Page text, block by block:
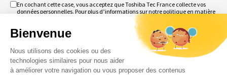
RGPD
En cochant cette case, vous acceptez que Toshiba Tec France collecte vos
données personnelles. Pour plus d’informations sur notre politique en matière
Obligatoire
Bienvenue
Nous utilisons des cookies ou des
technologies similaires pour nous aider
à améliorer votre navigation ou vous proposer des contenus